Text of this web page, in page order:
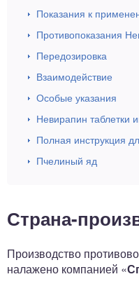
Показания к
Противопоказания
Передозировка
Взаимодействие
Особые указания
Невирапин таблетки
Полная инструкция
Пчелиный яд
Страна-
Производство
налажено компанией «